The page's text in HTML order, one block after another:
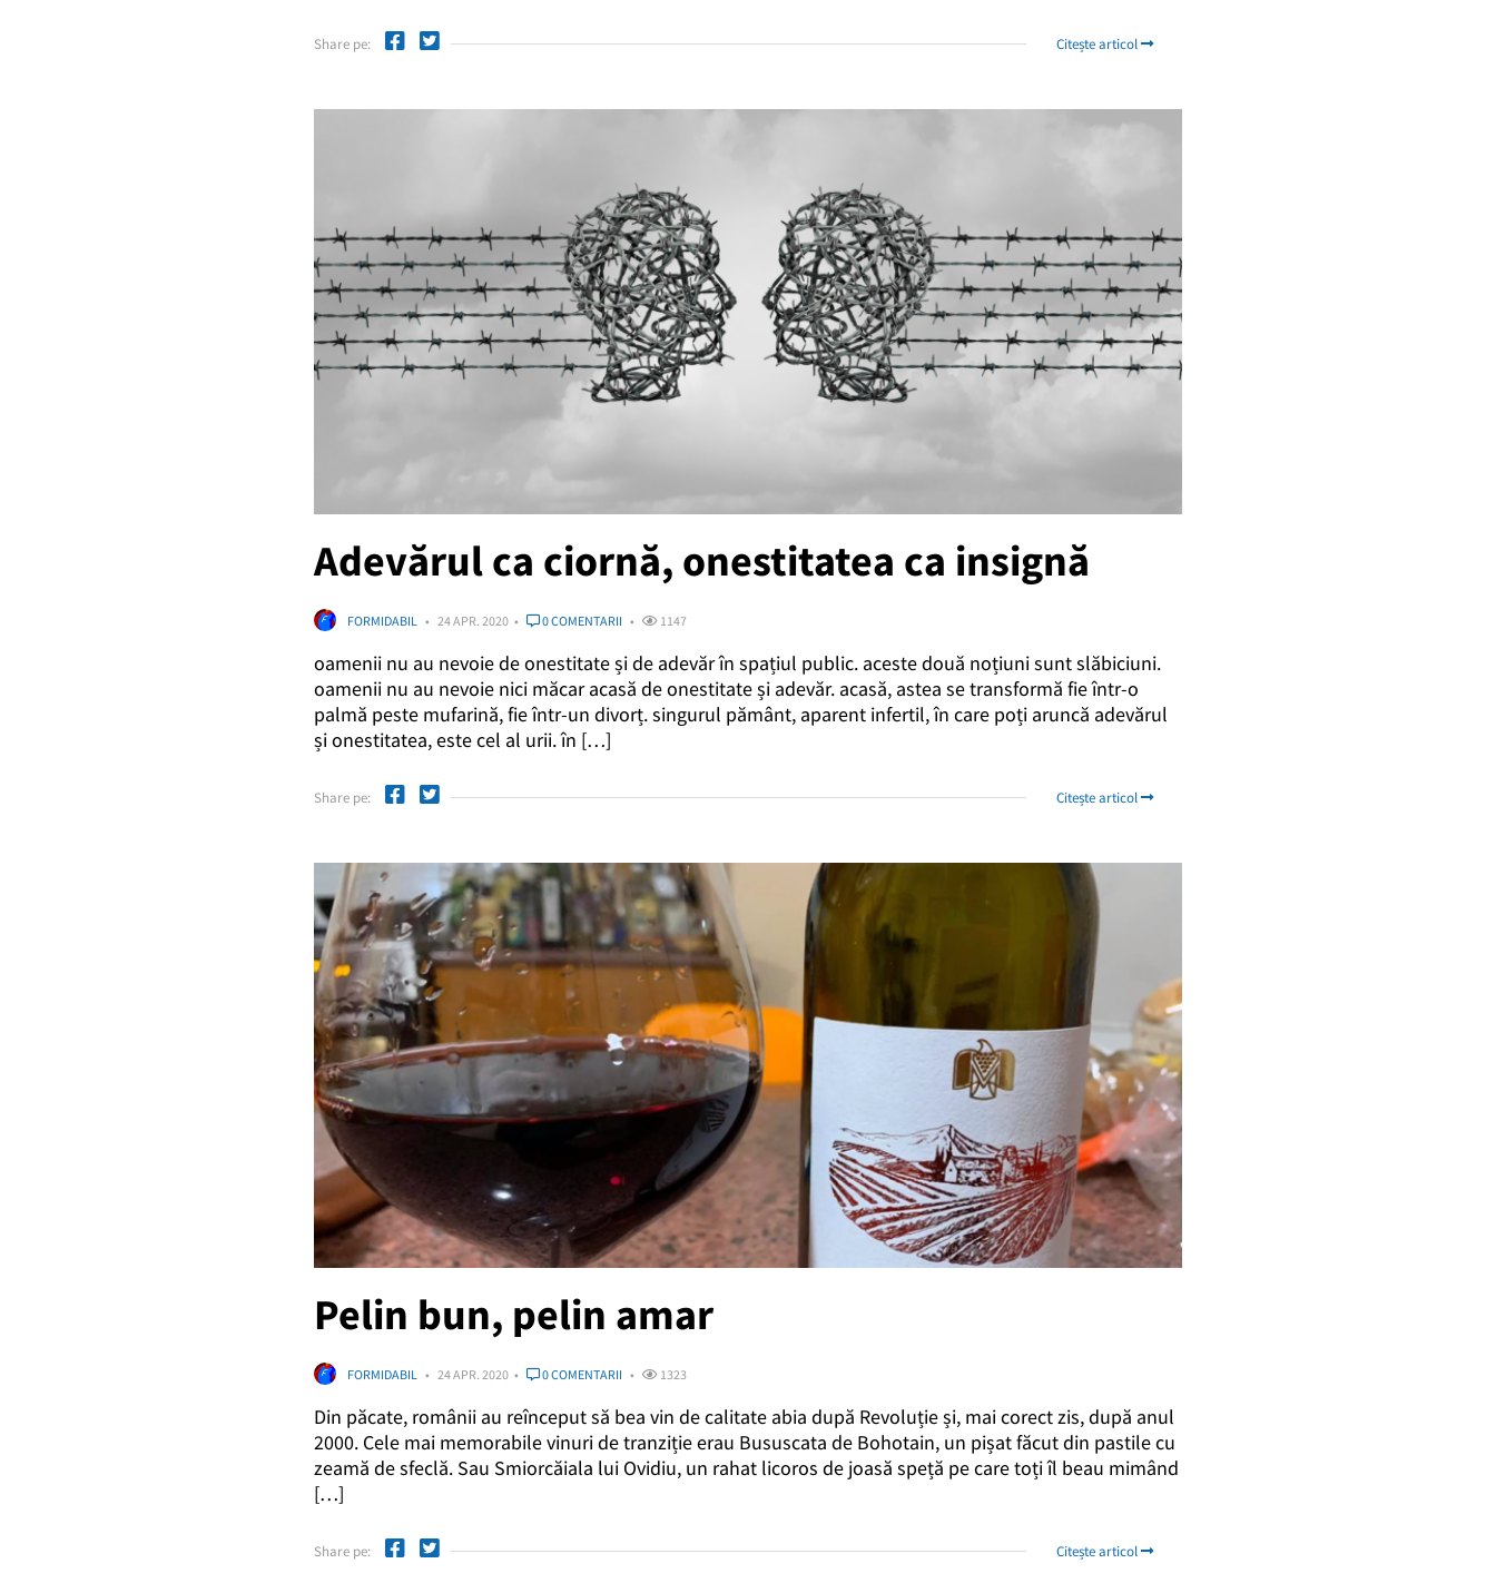
Share pe: Citește articol
Adevărul ca ciornă, onestitatea ca insignă
FORMIDABIL 24 APR. 2020 0 COMENTARII 1147
oamenii nu au nevoie de onestitate și de adevăr în spațiul public. aceste două noțiuni sunt slăbiciuni.
oamenii nu au nevoie nici măcar acasă de onestitate și adevăr. acasă, astea se transformă fie într-o
palmă peste mufarină, fie într-un divorț. singurul pământ, aparent infertil, în care poți aruncă adevărul
și onestitatea, este cel al urii. în […]
Share pe: Citește articol
Pelin bun, pelin amar
FORMIDABIL 24 APR. 2020 0 COMENTARII 1323
Din păcate, românii au reînceput să bea vin de calitate abia după Revoluție și, mai corect zis, după anul
2000. Cele mai memorabile vinuri de tranziție erau Bususcata de Bohotain, un pișat făcut din pastile cu
zeamă de sfeclă. Sau Smiorcăiala lui Ovidiu, un rahat licoros de joasă speță pe care toți îl beau mimând
[…]
Share pe: Citește articol